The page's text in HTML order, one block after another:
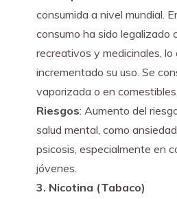
consumida a nivel mundial.
consumo ha sido legalizado
recreativos y medicinales, lo
incrementado su uso. Se
vaporizada o en comestibles.
Riesgos: Aumento del
salud mental, como
psicosis, especialmente en
jóvenes.
3. Nicotina (Tabaco)